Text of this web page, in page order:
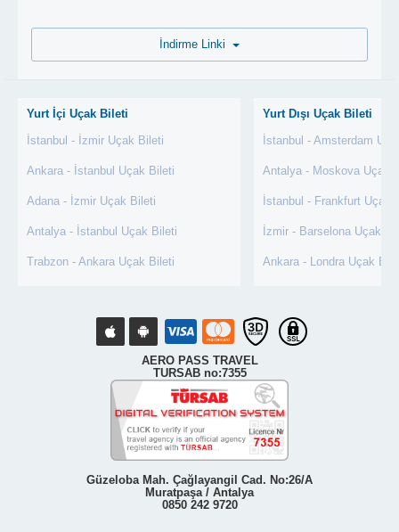
Yurt İçi Uçak Bileti
İstanbul - İzmir Uçak Bileti
Ankara - İstanbul Uçak Bileti
Adana - İzmir Uçak Bileti
Antalya - İstanbul Uçak Bileti
Trabzon - Ankara Uçak Bileti
Yurt Dışı Uçak Bileti
İstanbul - Amsterdam
Antalya - Moskova Uçak
İstanbul - Frankfurt Uçak
İzmir - Barselona Uçak
Ankara - Londra Uçak
AERO PASS TRAVEL
TURSAB no:7355
Güzeloba Mah. Çağlayangil Cad. No:26/A
Muratpaşa / Antalya
0850 242 9720